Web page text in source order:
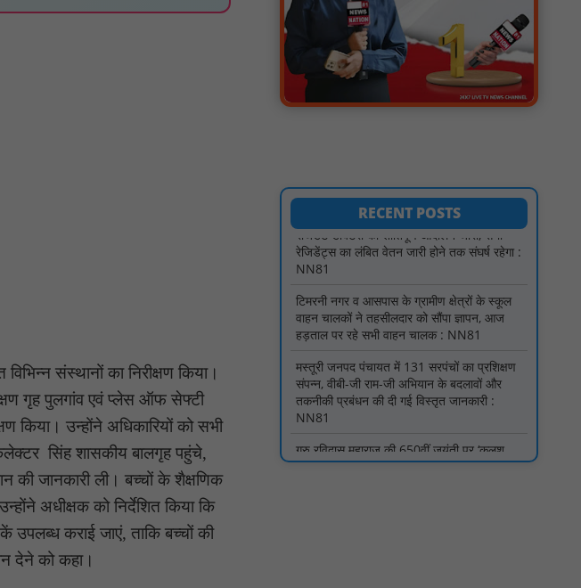
संस्थानों का निरीक्षण किया।
गृह पुलगांव एवं प्लेस ऑफ सेफ्टी
किया। उन्होंने अधिकारियों को सभी
सिंह शासकीय बालगृह पहुंचे,
की जानकारी ली। बच्चों के शैक्षणिक
अधीक्षक को निर्देशित किया कि
कराई जाएं, ताकि बच्चों की
देने को कहा।
RECENT POSTS
सोलर हाई मास्ट से रोशन हो रहे वनांचल के गांव,
नियद नेल्लानार ग्रामों में बढ़ी सुरक्षा और सुविधा :
सरस्वती साइकिल योजना के तहत 18 छात्राओं को
साइकिल वितरण, 'एक पेड़ माँ के नाम' अभियान में
हुआ वृक्षारोपण : NN81
टिमरनी नगर व आसपास के ग्रामीण क्षेत्रों के स्कूल
वाहन चालकों ने तहसीलदार को सौंपा ज्ञापन, आज
हड़ताल पर रहे सभी वाहन चालक : NN81
मस्तूरी जनपद पंचायत में 131 सरपंचों का प्रशिक्षण
संपन्न, वीबी-जी राम-जी अभियान के बदलावों और
तकनीकी प्रबंधन की दी गई विस्तृत जानकारी :
NN81
गुरु रविदास महाराज की 650वीं जयंती पर ‘कलश
वंदन यात्रा’ का भव्य स्वागत : NN81
मस्तूरी क्षेत्र में विश्व स्तनपान दिवस पर जागरूकता
कार्यक्रम आयोजित: NN81
वर्धा में ज़िला परिषद के कर्मचारी चौदह दिनों से